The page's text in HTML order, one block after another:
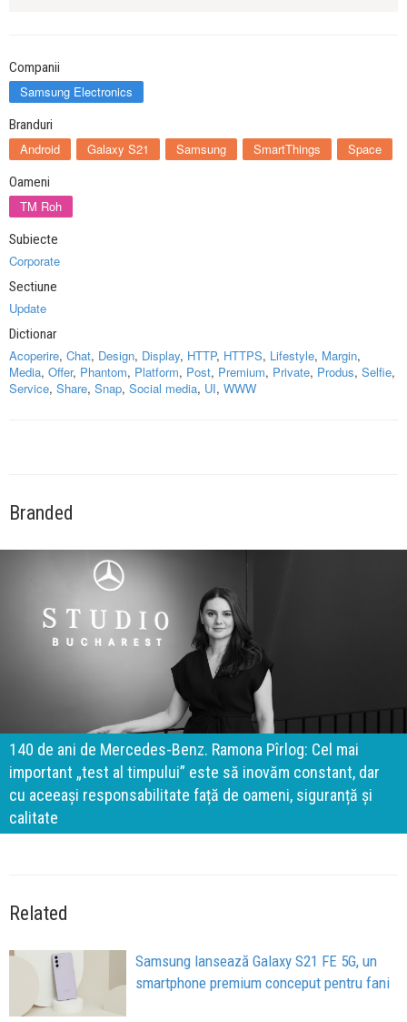
Companii
Samsung Electronics
Branduri
Android Galaxy S21 Samsung SmartThings Space
Oameni
TM Roh
Subiecte
Corporate
Sectiune
Update
Dictionar
Acoperire, Chat, Design, Display, HTTP, HTTPS, Lifestyle, Margin,
Media, Offer, Phantom, Platform, Post, Premium, Private, Produs, Selfie,
Service, Share, Snap, Social media, UI, WWW
Branded
140 de ani de Mercedes-Benz. Ramona Pîrlog: Cel mai
important „test al timpului” este să inovăm constant, dar
cu aceeași responsabilitate față de oameni, siguranță și
calitate
Related
Samsung lansează Galaxy S21 FE 5G, un
smartphone premium conceput pentru fani